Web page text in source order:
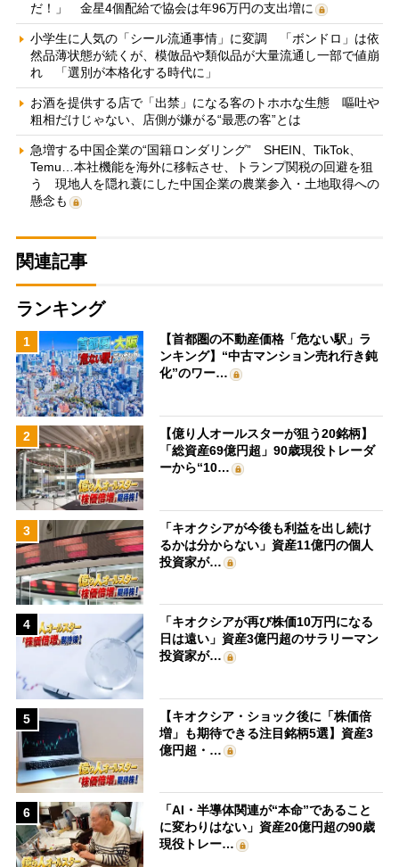
だ！」 金星4個配給で協会は年96万円の支出増に
小学生に人気の「シール流通事情」に変調 「ボンドロ」は依
然品薄状態が続くが、模倣品や類似品が大量流通し一部で値崩
れ 「選別が本格化する時代に」
お酒を提供する店で「出禁」になる客のトホホな生態 嘔吐や
粗相だけじゃない、店側が嫌がる“最悪の客”とは
急増する中国企業の“国籍ロンダリング” SHEIN、TikTok、
Temu…本社機能を海外に移転させ、トランプ関税の回避を狙
う 現地人を隠れ蓑にした中国企業の農業参入・土地取得への
懸念も
関連記事
ランキング
1
【首都圏の不動産価格「危ない駅」ラ
ンキング】“中古マンション売れ行き鈍
化”のワー…
2
【億り人オールスターが狙う20銘柄】
「総資産69億円超」90歳現役トレーダ
ーから“10…
3
「キオクシアが今後も利益を出し続け
るかは分からない」資産11億円の個人
投資家が…
4
「キオクシアが再び株価10万円になる
日は遠い」資産3億円超のサラリーマン
投資家が…
5
【キオクシア・ショック後に「株価倍
増」も期待できる注目銘柄5選】資産3
億円超・…
6
「AI・半導体関連が“本命”であること
に変わりはない」資産20億円超の90歳
現役トレー…